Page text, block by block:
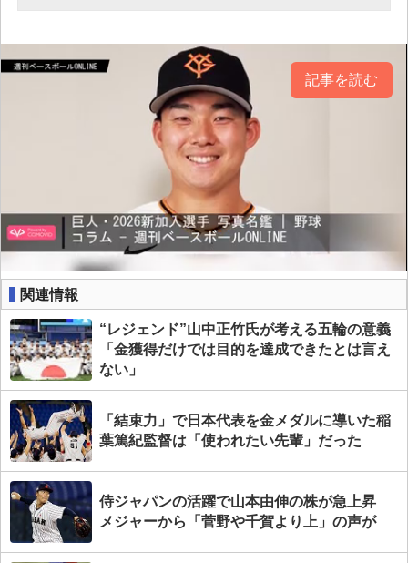
記事を読む
関連情報
“レジェンド”山中正竹氏が考える五輪の意義
「金獲得だけでは目的を達成できたとは言え
ない」
「結束力」で日本代表を金メダルに導いた稲
葉篤紀監督は「使われたい先輩」だった
侍ジャパンの活躍で山本由伸の株が急上昇
メジャーから「菅野や千賀より上」の声が